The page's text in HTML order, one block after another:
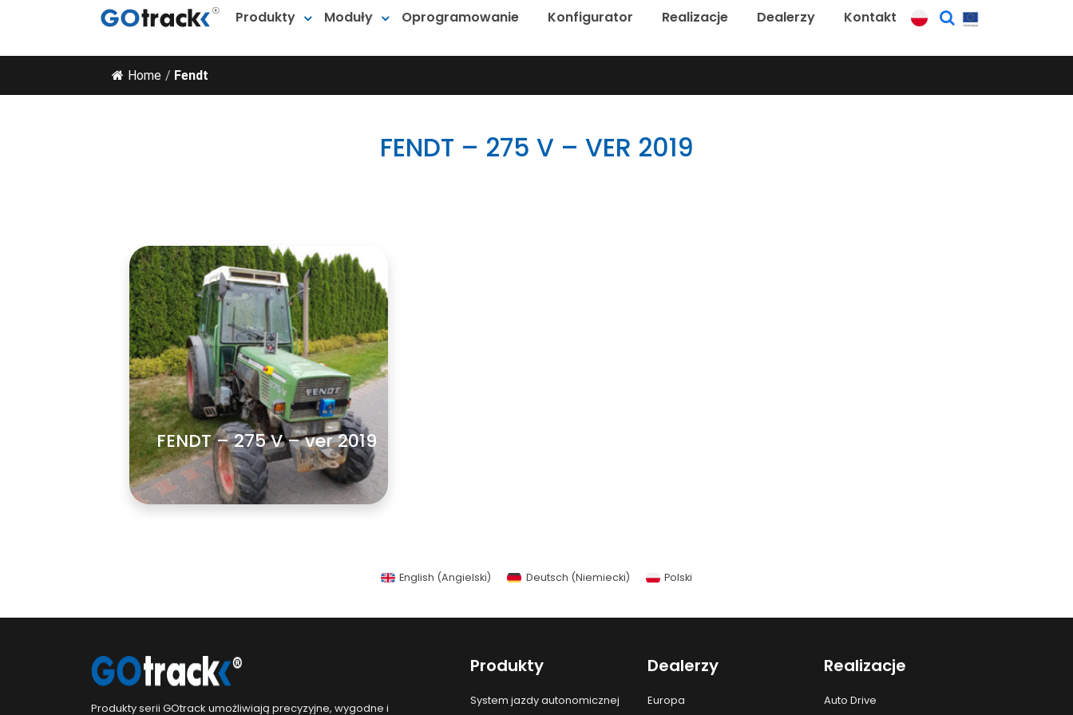
Produkty Moduły Oprogramowanie Konfigurator Realizacje Dealerzy Kontakt
Home / Fendt
FENDT – 275 V – VER 2019
FENDT – 275 V – ver 2019
English (Angielski) Deutsch (Niemiecki) Polski
Produkty serii GOtrack umożliwiają precyzyjne, wygodne i
Produkty
System jazdy autonomicznej
Dealerzy
Europa
Realizacje
Auto Drive